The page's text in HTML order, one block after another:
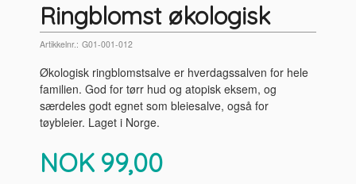
Ringblomst økologisk
Artikkelnr.: G01-001-012
Økologisk ringblomstsalve er hverdagssalven for hele
familien. God for tørr hud og atopisk eksem, og
særdeles godt egnet som bleiesalve, også for
tøybleier. Laget i Norge.
Pris
NOK 99,00